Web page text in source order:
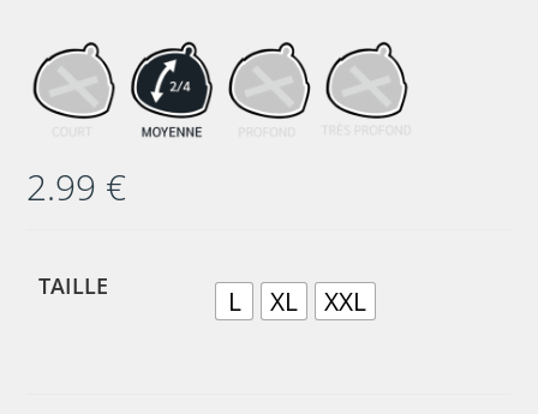
2.99 €
TAILLE L XL XXL